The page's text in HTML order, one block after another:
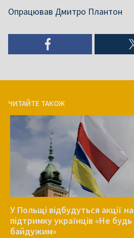
Опрацював Дмитро Плантон
ЧИТАЙТЕ ТАКОЖ
У Польщі відбудуться акції на
підтримку українців «Не будь
байдужим»